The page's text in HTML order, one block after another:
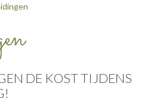
DE KOST TIJDENS